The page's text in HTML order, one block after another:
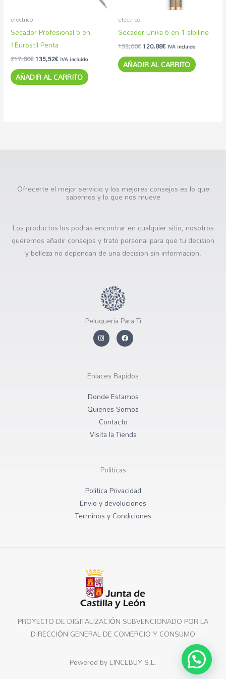
electrico
Secador Profesional 5 en
1Eurostil Penta
217,80€135,52€ IVA incluido
AÑADIR AL CARRITO
electrico
Secador Unika 6 en 1 albiline
193,60€120,88€ IVA incluido
AÑADIR AL CARRITO
Ofrecerte el mejor servicio y los mejores consejos es lo que
sabemos y lo que nos mueve
Los productos los podras encontrar en cualquier sitio, nosotros
queremos añadir consejos y trato personal para que tu decision
y belleza no dependan de una decision sin informacion.
Peluqueria Para Ti
In
s
ra
F
a
c
o
k
Enlaces Rapidos
Donde Estamos
Quienes Somos
Contacto
Visita la Tienda
Politicas
Politica Privacidad
Envio y devoluciones
Terminos y Condiciones
PROYECTO DE DIGITALIZACIÓN SUBVENCIONADO POR LA
DIRECCIÓN GENERAL DE COMERCIO Y CONSUMO
Powered by LINCEBUY S.L.